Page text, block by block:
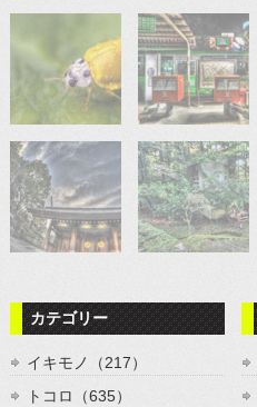
カテゴリー
イキモノ（217）
トコロ（635）